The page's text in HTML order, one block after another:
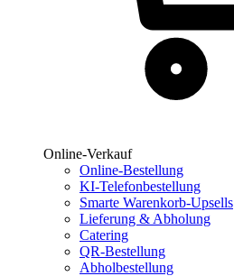
Online-Verkauf
Online-Bestellung
KI-Telefonbestellung
Smarte Warenkorb-Upsells
Lieferung & Abholung
Catering
QR-Bestellung
Abholbestellung